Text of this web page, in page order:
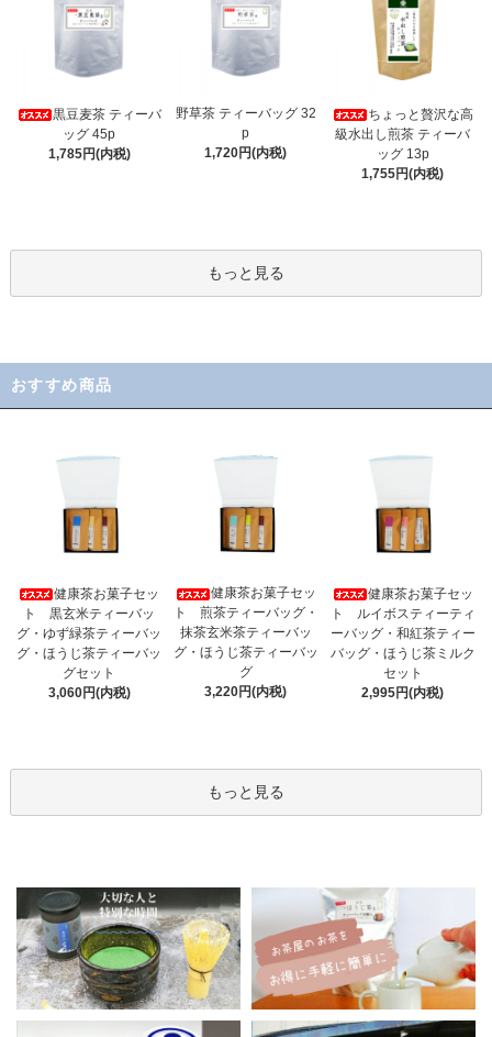
黒豆麦茶 ティーバ
ッグ 45p
1,785円(内税)
野草茶 ティーバッグ 32
p
1,720円(内税)
ちょっと贅沢な高
級水出し煎茶 ティーバ
ッグ 13p
1,755円(内税)
もっと見る
おすすめ商品
健康茶お菓子セッ
ト 黒玄米ティーバッ
グ・ゆず緑茶ティーバッ
グ・ほうじ茶ティーバッ
グセット
3,060円(内税)
健康茶お菓子セッ
ト 煎茶ティーバッグ・
抹茶玄米茶ティーバッ
グ・ほうじ茶ティーバッ
グ
3,220円(内税)
健康茶お菓子セッ
ト ルイボスティーティ
ーバッグ・和紅茶ティー
バッグ・ほうじ茶ミルク
セット
2,995円(内税)
もっと見る